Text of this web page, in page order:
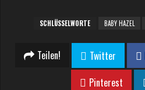
SCHLÜSSELWORTE BABY HAZEL
Teilen! Twitter
Pinterest